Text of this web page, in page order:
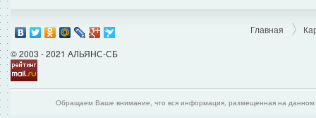
© 2003 - 2021 АЛЬЯНС-СБ
Главная
Обращаем Ваше внимание, что вся информация, размещенная на данном